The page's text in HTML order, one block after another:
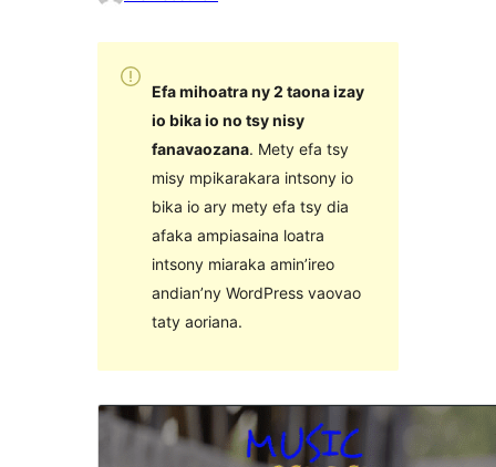
Efa mihoatra ny 2 taona izay
io bika io no tsy nisy
fanavaozana. Mety efa tsy
misy mpikarakara intsony io
bika io ary mety efa tsy dia
afaka ampiasaina loatra
intsony miaraka amin’ireo
andian’ny WordPress vaovao
taty aoriana.